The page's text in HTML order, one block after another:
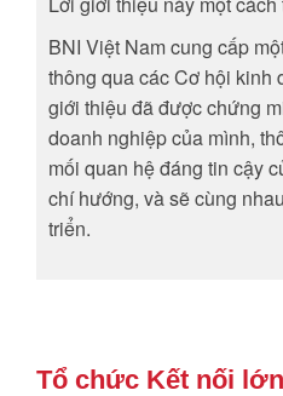
BNI Việt Nam cung cấp
thông qua các Cơ hội kinh
giới thiệu đã được chứng
doanh nghiệp của mình,
mối quan hệ đáng tin cậy
chí hướng, và sẽ cùng
triển.
Tổ chức Kết nối